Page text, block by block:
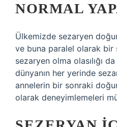
NORMAL
Ülkemizde sezaryen
ve buna paralel olarak bir
sezaryen olma olasılığı
dünyanın her yerinde
annelerin bir sonraki
olarak deneyimlemeleri